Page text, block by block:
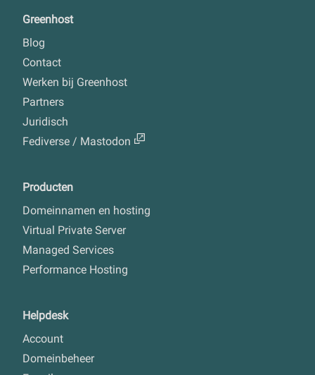
Greenhost
Blog
Contact
Werken bij Greenhost
Partners
Juridisch
Fediverse / Mastodon
Producten
Domeinnamen en hosting
Virtual Private Server
Managed Services
Performance Hosting
Helpdesk
Account
Domeinbeheer